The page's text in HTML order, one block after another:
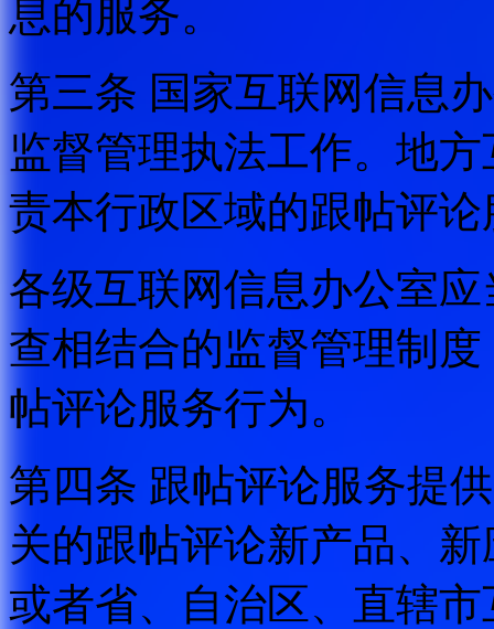
息的服务。
第三条 国家互联网信息
监督管理执法工作。地
责本行政区域的跟帖评
各级互联网信息办公室
查相结合的监督管理制
帖评论服务行为。
第四条 跟帖评论服务提
关的跟帖评论新产品、
或者省、自治区、直辖